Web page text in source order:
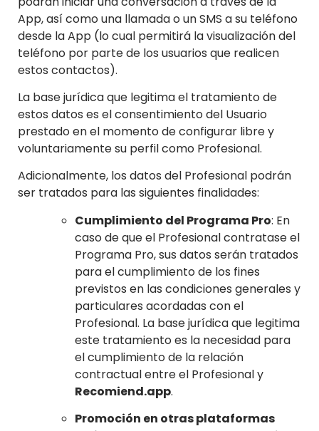
App, así como una llamada o un SMS a su teléfono
desde la App (lo cual permitirá la visualización del
teléfono por parte de los usuarios que realicen
estos contactos).
La base jurídica que legitima el tratamiento de
estos datos es el consentimiento del Usuario
prestado en el momento de configurar libre y
voluntariamente su perfil como Profesional.
Adicionalmente, los datos del Profesional podrán
ser tratados para las siguientes finalidades:
Cumplimiento del Programa Pro: En
caso de que el Profesional contratase el
Programa Pro, sus datos serán tratados
para el cumplimiento de los fines
previstos en las condiciones generales y
particulares acordadas con el
Profesional. La base jurídica que legitima
este tratamiento es la necesidad para
el cumplimiento de la relación
contractual entre el Profesional y
Recomiend.app.
Promoción en otras plataformas